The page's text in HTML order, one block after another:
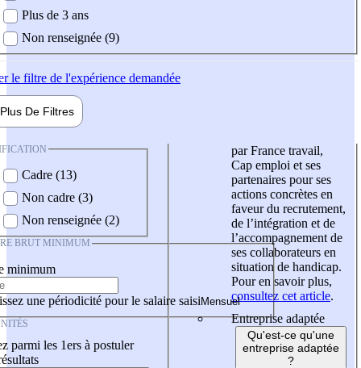
Plus de 3 ans
Non renseignée (9)
le filtre de l'expérience demandée
Plus De Filtres
Cadre (13)
Non cadre (3)
Non renseignée (2)
BRUT MINIMUM
minimum
une périodicité pour le salaire saisi
parmi les 1ers à postuler
par France travail,
Cap emploi et ses
partenaires pour ses
actions concrètes en
faveur du recrutement,
de l’intégration et de
l’accompagnement de
ses collaborateurs en
situation de handicap.
Pour en savoir plus,
consultez cet article.
Entreprise adaptée
Qu'est-ce qu'une
entreprise adaptée
?